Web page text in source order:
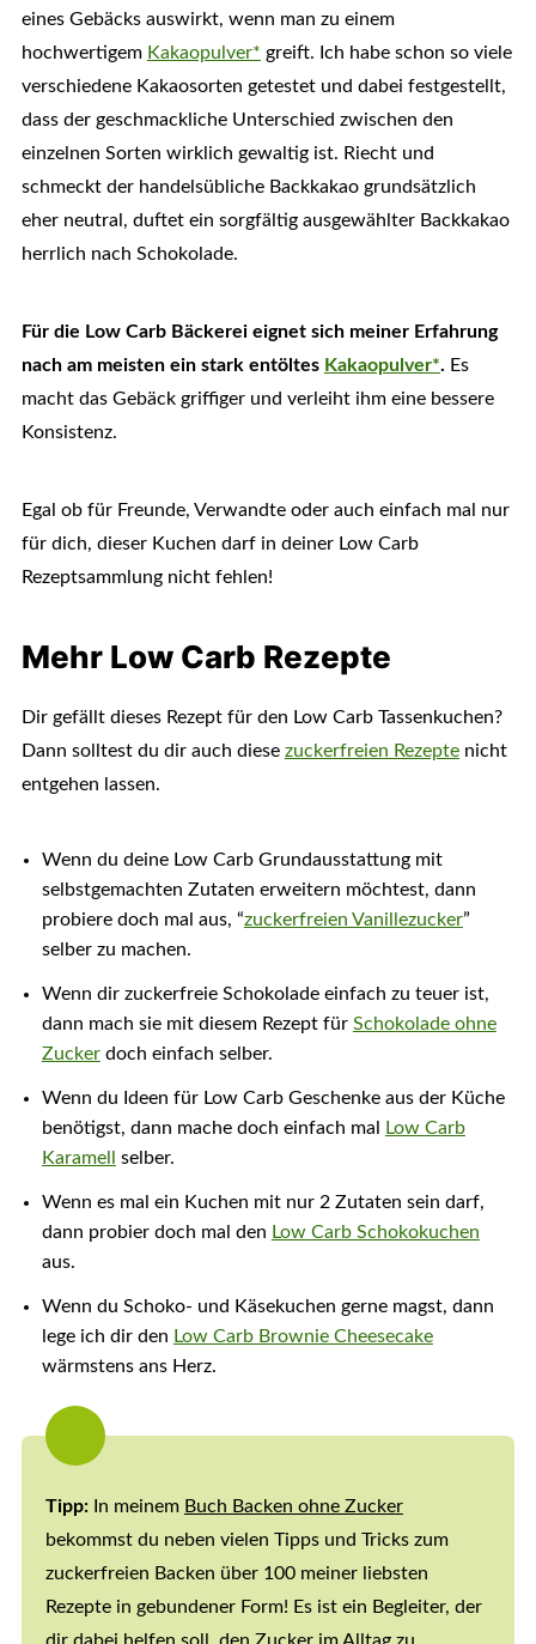
eines Gebäcks auswirkt, wenn man zu einem
hochwertigem Kakaopulver* greift. Ich habe schon so viele
verschiedene Kakaosorten getestet und dabei festgestellt,
dass der geschmackliche Unterschied zwischen den
einzelnen Sorten wirklich gewaltig ist. Riecht und
schmeckt der handelsübliche Backkakao grundsätzlich
eher neutral, duftet ein sorgfältig ausgewählter Backkakao
herrlich nach Schokolade.
Für die Low Carb Bäckerei eignet sich meiner Erfahrung
nach am meisten ein stark entöltes Kakaopulver*. Es
macht das Gebäck griffiger und verleiht ihm eine bessere
Konsistenz.
Egal ob für Freunde, Verwandte oder auch einfach mal nur
für dich, dieser Kuchen darf in deiner Low Carb
Rezeptsammlung nicht fehlen!
Mehr Low Carb Rezepte
Dir gefällt dieses Rezept für den Low Carb Tassenkuchen?
Dann solltest du dir auch diese zuckerfreien Rezeptenicht
entgehen lassen.
Wenn du deine Low Carb Grundausstattung mit
selbstgemachten Zutaten erweitern möchtest, dann
probiere doch mal aus, “zuckerfreien Vanillezucker”
selber zu machen.
Wenn dir zuckerfreie Schokolade einfach zu teuer ist,
dann mach sie mit diesem Rezept für Schokolade ohne
Zuckerdoch einfach selber.
Wenn du Ideen für Low Carb Geschenke aus der Küche
benötigst, dann mache doch einfach mal
Low Carb
Karamell
selber.
Wenn es mal ein Kuchen mit nur 2 Zutaten sein darf,
dann probier doch mal den Low Carb Schokokuchen
aus.
Wenn du Schoko- und Käsekuchen gerne magst, dann
lege ich dir den Low Carb Brownie Cheesecake
wärmstens ans Herz.
Tipp:In meinem Buch Backen ohne Zucker
bekommst du neben vielen Tipps und Tricks zum
zuckerfreien Backen über 100 meiner liebsten
Rezepte in gebundener Form! Es ist ein Begleiter, der